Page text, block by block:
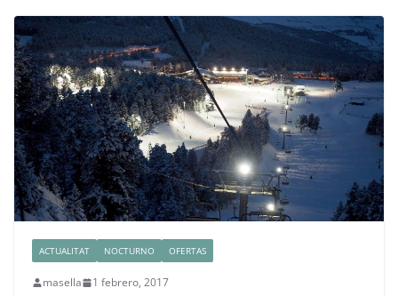
ACTUALITAT NOCTURNO OFERTAS
masella 1 febrero, 2017